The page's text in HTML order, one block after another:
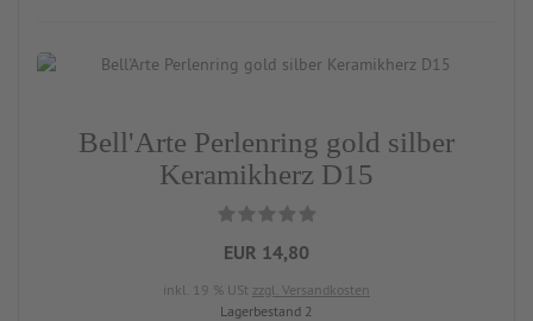
Bell'Arte Perlenring gold silber
Keramikherz D15
EUR 14,80
inkl. 19 % USt zzgl. Versandkosten
Lagerbestand 2